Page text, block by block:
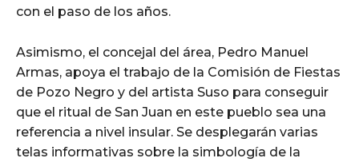
con el paso de los años.
Asimismo, el concejal del área, Pedro Manuel
Armas, apoya el trabajo de la Comisión de Fiestas
de Pozo Negro y del artista Suso para conseguir
que el ritual de San Juan en este pueblo sea una
referencia a nivel insular. Se desplegarán varias
telas informativas sobre la simbología de la